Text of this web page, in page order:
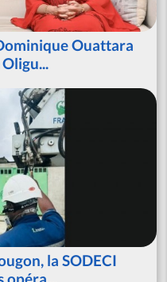
Ouattara
la SODECI